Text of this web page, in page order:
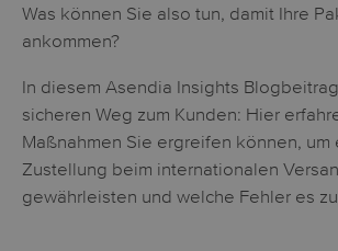
Was können Sie also tun, damit Ihre
ankommen?
In diesem Asendia Insights
sicheren Weg zum Kunden: Hier
Maßnahmen Sie ergreifen können, um
Zustellung beim internationalen
gewährleisten und welche Fehler es